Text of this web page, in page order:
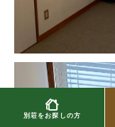
別荘をお探しの方